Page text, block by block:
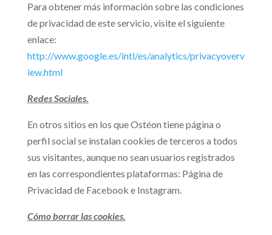
Para obtener más información sobre las condiciones
de privacidad de este servicio, visite el siguiente
enlace:
http://www.google.es/intl/es/analytics/privacyoverv
iew.html
Redes Sociales.
En otros sitios en los que Ostéon tiene página o
perfil social se instalan cookies de terceros a todos
sus visitantes, aunque no sean usuarios registrados
en las correspondientes plataformas: Página de
Privacidad de Facebook e Instagram.
Cómo borrar las cookies.